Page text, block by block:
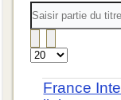
Saisir
partie
du
Affichage
#
France